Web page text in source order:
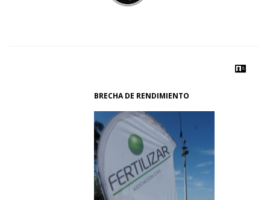
BRECHA DE RENDIMIENTO